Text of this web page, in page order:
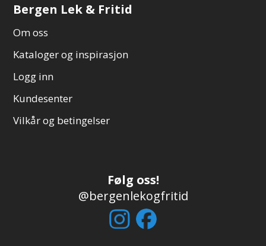
Bergen Lek & Fritid
Om oss
Kataloger og inspirasjon
Logg inn
Kundesenter
Vilkår og betingelser
Følg oss!
@bergenlekogfritid